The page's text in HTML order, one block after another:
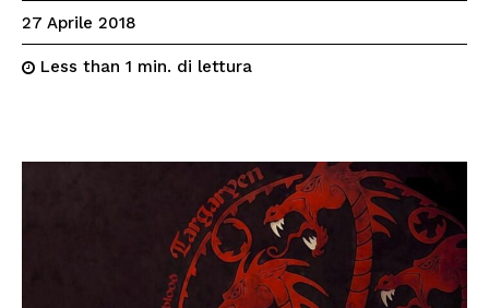
27 Aprile 2018
Less than 1 min. di lettura